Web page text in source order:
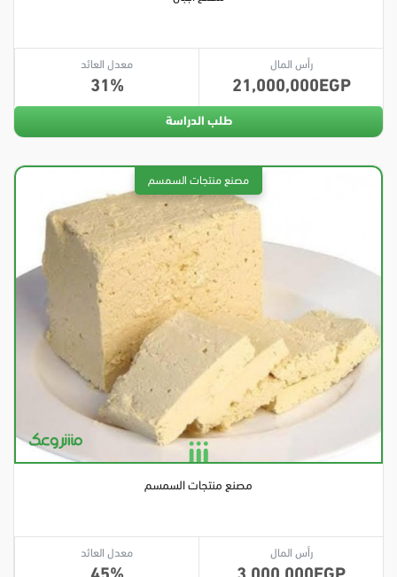
رأس المال
21,000,000
معدل العائد
31
طلب الدراسة
مصنع منتجات السمسم
رأس المال معدل العائد